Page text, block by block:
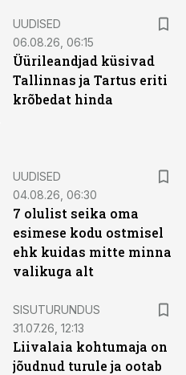
UUDISED
06.08.26, 06:15
Üürileandjad küsivad
Tallinnas ja Tartus eriti
krõbedat hinda
UUDISED
04.08.26, 06:30
7 olulist seika oma
esimese kodu ostmisel
ehk kuidas mitte minna
valikuga alt
SISUTURUNDUS
31.07.26, 12:13
Liivalaia kohtumaja on
jõudnud turule ja ootab